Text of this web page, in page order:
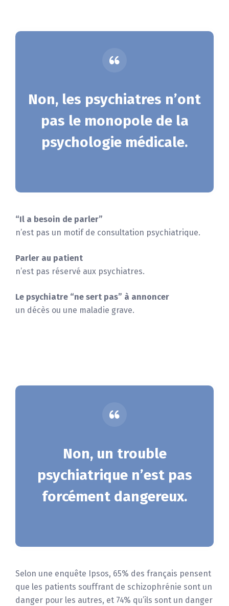
Non, les psychiatres n’ont
pas le monopole de la
psychologie médicale.
“Il a besoin de parler”
n’est pas un motif de consultation psychiatrique.
Parler au patient
n’est pas réservé aux psychiatres.
Le psychiatre “ne sert pas” à annoncer
un décès ou une maladie grave.
Selon une enquête Ipsos, 65% des français pensent
que les patients souffrant de schizophrénie sont un
danger pour les autres, et 74% qu’ils sont un danger
Non, un trouble
psychiatrique n’est pas
forcément dangereux.